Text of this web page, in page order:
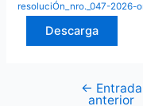
resoluciÓn_nro._047-2026-
Descarga
Navegación
← Entrada
anterior